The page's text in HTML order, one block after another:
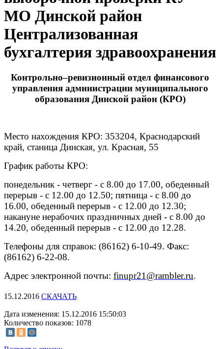
МО Динской район
Централизованная
бухгалтерия здравоохранения
Контрольно–ревизионный отдел финансового
управления администрации муниципального
образования Динской район (КРО)
Место нахождения КРО: 353204, Краснодарский
край, станица Динская, ул. Красная, 55
График работы КРО:
понедельник - четверг - с 8.00 до 17.00, обеденный
перерыв - с 12.00 до 12.50; пятница - с 8.00 до
16.00, обеденный перерыв - с 12.00 до 12.30;
накануне нерабочих праздничных дней - с 8.00 до
14.20, обеденный перерыв - с 12.00 до 12.28.
Телефоны для справок: (86162) 6-10-49. Факс:
(86162) 6-22-08.
Адрес электронной почты: finupr21@rambler.ru.
15.12.2016 СКАЧАТЬ
Дата изменения: 15.12.2016 15:50:03
Количество показов: 1078